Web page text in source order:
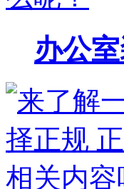
办公